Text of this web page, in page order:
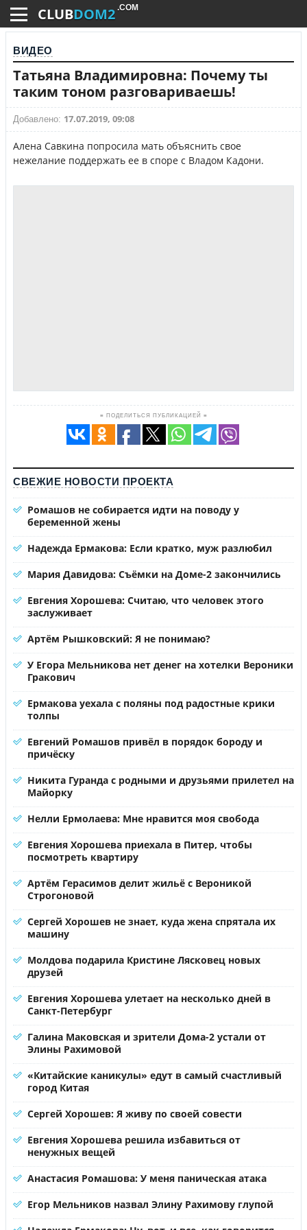
CLUBDOM2 .COM
ВИДЕО
Татьяна Владимировна: Почему ты
таким тоном разговариваешь!
Добавлено: 17.07.2019, 09:08
Алена Савкина попросила мать объяснить свое
нежелание поддержать ее в споре с Владом Кадони.
≡ ПОДЕЛИТЬСЯ ПУБЛИКАЦИЕЙ ≡
СВЕЖИЕ НОВОСТИ ПРОЕКТА
Ромашов не собирается идти на поводу у
беременной жены
Надежда Ермакова: Если кратко, муж разлюбил
Мария Давидова: Съёмки на Доме-2 закончились
Евгения Хорошева: Считаю, что человек этого
заслуживает
Артём Рышковский: Я не понимаю?
У Егора Мельникова нет денег на хотелки Вероники
Гракович
Ермакова уехала с поляны под радостные крики
толпы
Евгений Ромашов привёл в порядок бороду и
причёску
Никита Гуранда с родными и друзьями прилетел на
Майорку
Нелли Ермолаева: Мне нравится моя свобода
Евгения Хорошева приехала в Питер, чтобы
посмотреть квартиру
Артём Герасимов делит жильё с Вероникой
Строгоновой
Сергей Хорошев не знает, куда жена спрятала их
машину
Молдова подарила Кристине Лясковец новых
друзей
Евгения Хорошева улетает на несколько дней в
Санкт-Петербург
Галина Маковская и зрители Дома-2 устали от
Элины Рахимовой
«Китайские каникулы» едут в самый счастливый
город Китая
Сергей Хорошев: Я живу по своей совести
Евгения Хорошева решила избавиться от
ненужных вещей
Анастасия Ромашова: У меня паническая атака
Егор Мельников назвал Элину Рахимову глупой